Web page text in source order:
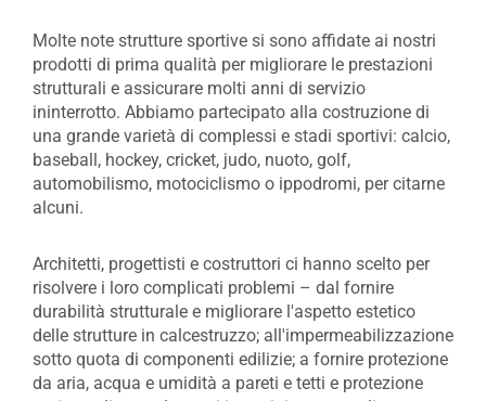
Molte note strutture sportive si sono affidate ai nostri
prodotti di prima qualità per migliorare le prestazioni
strutturali e assicurare molti anni di servizio
ininterrotto. Abbiamo partecipato alla costruzione di
una grande varietà di complessi e stadi sportivi: calcio,
baseball, hockey, cricket, judo, nuoto, golf,
automobilismo, motociclismo o ippodromi, per citarne
alcuni.
Architetti, progettisti e costruttori ci hanno scelto per
risolvere i loro complicati problemi – dal fornire
durabilità strutturale e migliorare l'aspetto estetico
delle strutture in calcestruzzo; all'impermeabilizzazione
sotto quota di componenti edilizie; a fornire protezione
da aria, acqua e umidità a pareti e tetti e protezione